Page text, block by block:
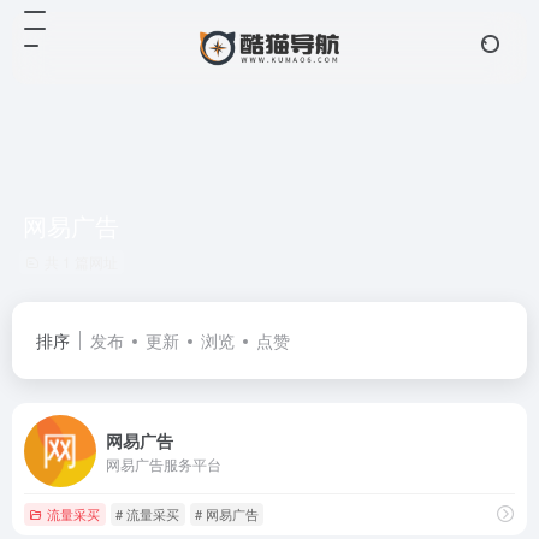
排序 发布 更新 浏览 点赞
网易广告
网易广告服务平台
流量采买 # 流量采买 # 网易广告